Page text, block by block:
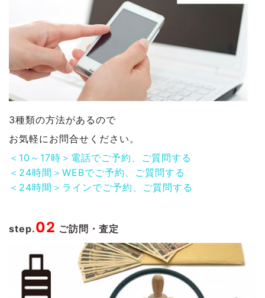
3種類の方法があるので
お気軽にお問合せください。
＜10～17時＞電話でご予約、ご質問する
＜24時間＞WEBでご予約、ご質問する
＜24時間＞ラインでご予約、ご質問する
step.02 ご訪問・査定